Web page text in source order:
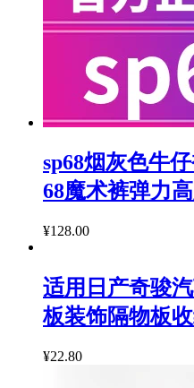
sp68烟灰色牛
68魔术裤弹力
¥128.00
适用日产奇骏
板装饰隔物板
¥22.80